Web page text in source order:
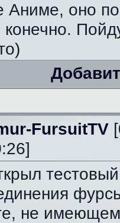
Аниме, оно
FursuitTV
не